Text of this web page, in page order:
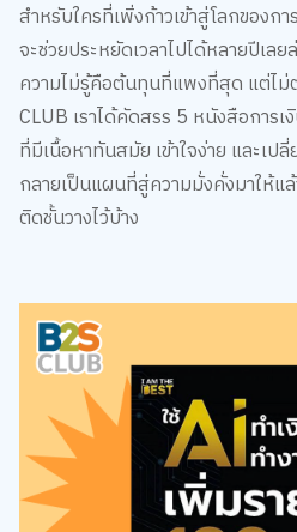
สำหรับใครที่เพิ่งก้าวเข้าสู่โลกของก
จะช่วยประหยัดเวลาไปได้หลายปีเลย
ความไม่รู้คือต้นทุนที่แพงที่สุด แต่ไม่
CLUB เราได้คัดสรร 5 หนังสือการ
ที่มีเนื้อหาทันสมัย เข้าใจง่าย และเป
กลายเป็นแผนที่สู่ความมั่งคั่งมาให้แ
ติดชั้นวางไว้บ้าง